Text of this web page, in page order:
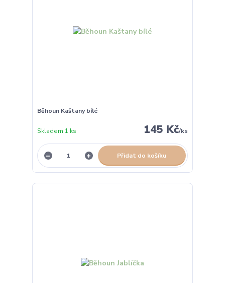
Běhoun Kaštany bílé
145 Kč/ks
Skladem 1 ks
Přidat do košíku